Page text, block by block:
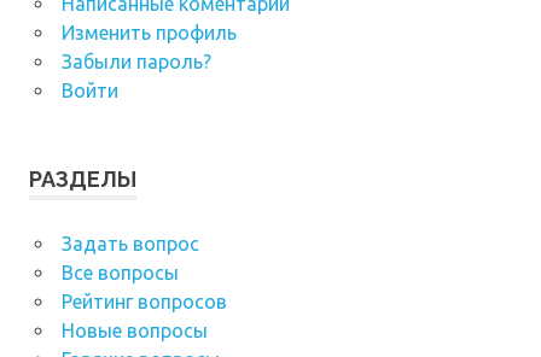
Изменить профиль
Забыли пароль?
Войти
РАЗДЕЛЫ
Задать вопрос
Все вопросы
Рейтинг вопросов
Новые вопросы